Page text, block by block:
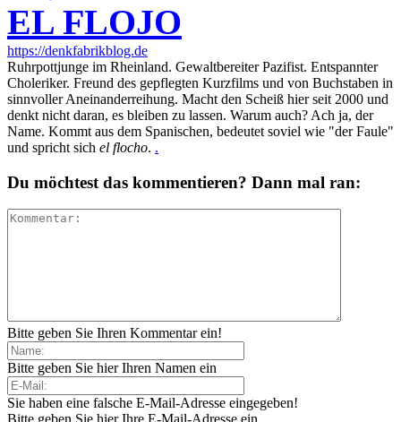
EL FLOJO
https://denkfabrikblog.de
Ruhrpottjunge im Rheinland. Gewaltbereiter Pazifist. Entspannter
Choleriker. Freund des gepflegten Kurzfilms und von Buchstaben in
sinnvoller Aneinanderreihung. Macht den Scheiß hier seit 2000 und
denkt nicht daran, es bleiben zu lassen. Warum auch? Ach ja, der
Name. Kommt aus dem Spanischen, bedeutet soviel wie "der Faule"
und spricht sich el flocho. .
Du möchtest das kommentieren? Dann mal ran:
Bitte geben Sie Ihren Kommentar ein!
Bitte geben Sie hier Ihren Namen ein
Sie haben eine falsche E-Mail-Adresse eingegeben!